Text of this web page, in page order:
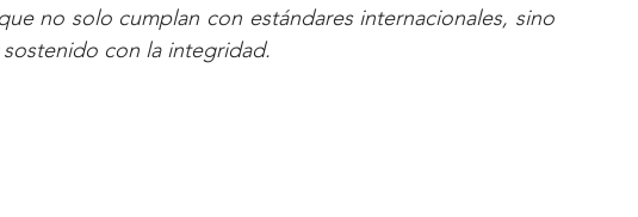
no solo cumplan con estándares internacionales, sino
con la integridad.